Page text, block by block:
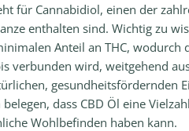
für Cannabidiol, einen der
enthalten sind. Wichtig zu
Anteil an THC,
verbunden wird, weitgehend
gesundheitsfördernden
belegen, dass CBD Öl eine
Wohlbefinden haben kann.